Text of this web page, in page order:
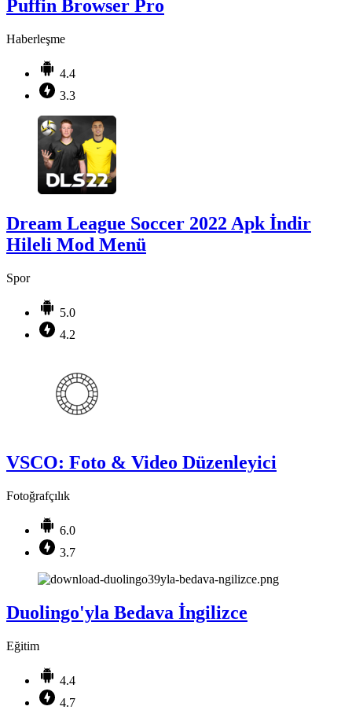
Puffin Browser Pro
Haberleşme
4.4
3.3
Dream League Soccer 2022 Apk İndir
Hileli Mod Menü
Spor
5.0
4.2
VSCO: Foto & Video Düzenleyici
Fotoğrafçılık
6.0
3.7
Duolingo'yla Bedava İngilizce
Eğitim
4.4
4.7